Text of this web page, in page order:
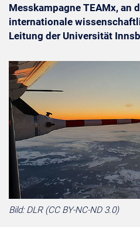
Messkampagne TEAMx, an
internationale
Leitung der Universität
Bild: DLR (CC BY-NC-ND 3.0)